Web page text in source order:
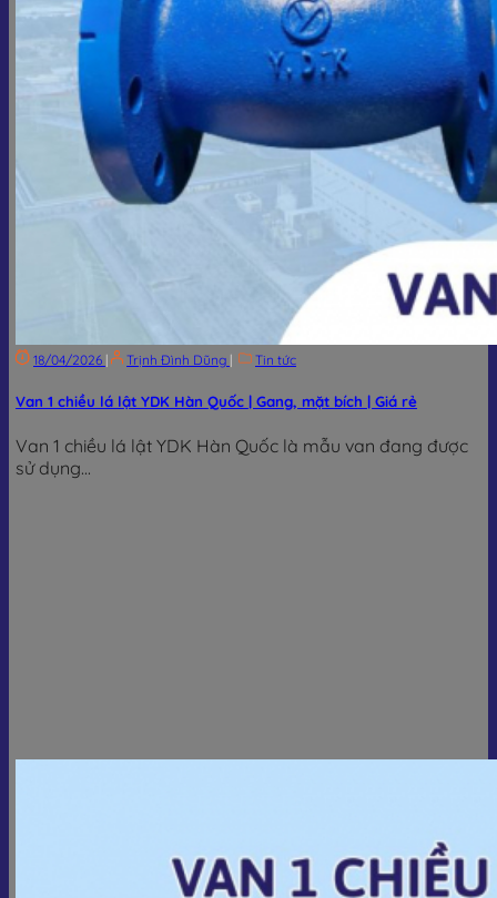
18/04/2026 | Trịnh Đình Dũng | Tin tức
Van 1 chiều lá lật YDK Hàn Quốc | Gang, mặt bích | Giá rẻ
Van 1 chiều lá lật YDK Hàn Quốc là mẫu van đang được
sử dụng...